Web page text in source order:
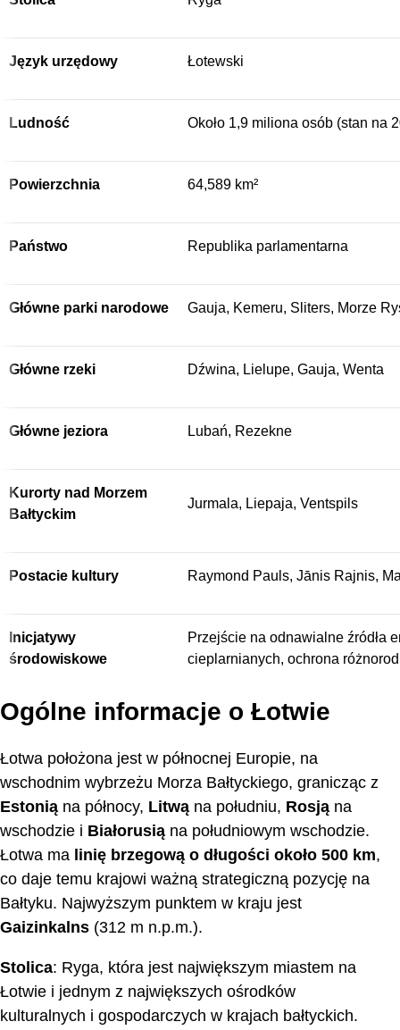
Język urzędowy Łotewski
Ludność Około 1,9 miliona osób (stan na
Powierzchnia 64,589 km²
Państwo Republika parlamentarna
Główne parki narodowe Gauja, Kemeru, Sliters, Morze
Główne rzeki Dźwina, Lielupe, Gauja, Wenta
Główne jeziora Lubań, Rezekne
Kurorty nad Morzem
Bałtyckim
Jurmala, Liepaja, Ventspils
Postacie kultury Raymond Pauls, Jānis Rajnis,
Inicjatywy
środowiskowe
Przejście na odnawialne źródła
cieplarnianych, ochrona
Ogólne informacje o Łotwie
Łotwa położona jest w północnej Europie, na
wschodnim wybrzeżu Morza Bałtyckiego, granicząc z
Estonią na północy, Litwą na południu, Rosją na
wschodzie i Białorusią na południowym wschodzie.
Łotwa ma linię brzegową o długości około 500 km,
co daje temu krajowi ważną strategiczną pozycję na
Bałtyku. Najwyższym punktem w kraju jest
Gaizinkalns (312 m n.p.m.).
Stolica: Ryga, która jest największym miastem na
Łotwie i jednym z największych ośrodków
kulturalnych i gospodarczych w krajach bałtyckich.